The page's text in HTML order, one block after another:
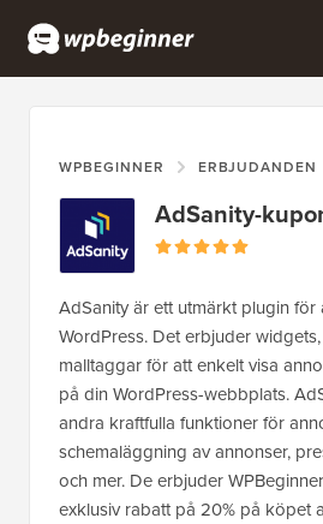
WPBEGINNER ERBJUDANDEN
AdSanity-
AdSanity är ett utmärkt plugin
WordPress. Det erbjuder
malltaggar för att enkelt visa
på din WordPress-webbplats.
andra kraftfulla funktioner för
schemaläggning av annonser,
och mer. De erbjuder
exklusiv rabatt på 20% på köpet